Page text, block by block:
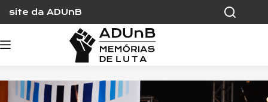
content
site da ADUnB